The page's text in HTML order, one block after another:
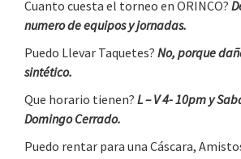
Cuanto cuesta el torneo en ORINCO?
numero de equipos y jornadas.
Puedo Llevar Taquetes? No, porque
sintético.
Que horario tienen? L – V 4- 10pm y
Domingo Cerrado.
Puedo rentar para una Cáscara,